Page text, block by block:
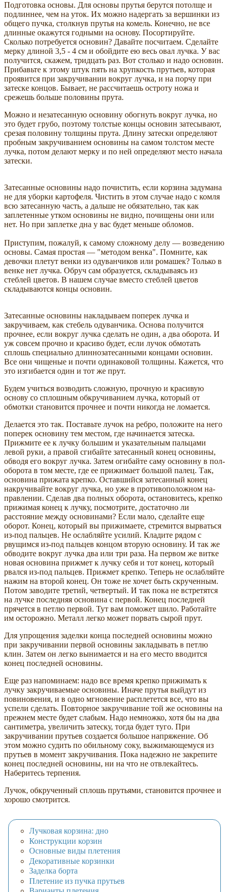
Подготовка основы. Для основы прутья берутся потолще и
подлиннее, чем на уток. Их можно надергать за вершинки из
общего пучка, столкнув прутья на комель. Конечно, не все
длинные окажутся годными на основу. Посортируйте.
Сколько потребуется основин? Давайте посчитаем. Сделайте
мерку длиной 3,5 - 4 см и обойдите ею весь овал лучка. У вас
получится, скажем, тридцать раз. Вот столько и надо основин.
Прибавьте к этому штук пять на хрупкость прутьев, которая
проявится при закручивании вокруг лучка, и на порчу при
затеске концов. Бывает, не рассчитаешь остроту ножа и
срежешь больше половины прута.
Можно и незатесанную основину обогнуть вокруг лучка, но
это будет грубо, поэтому толстые концы основин затесывают,
срезая половину толщины прута. Длину затески определяют
пробным закручиванием основины на самом толстом месте
лучка, потом делают мерку и по ней определяют место начала
затески.
Затесанные основины надо почистить, если корзина задумана
не для уборки картофеля. Чистить в этом случае надо с комля
всю затесанную часть, а дальше не обязательно, так как
заплетенные утком основины не видно, почищены они или
нет. Но при заплетке дна у вас будет меньше обломов.
Приступим, пожалуй, к самому сложному делу — возведению
основы. Самая простая — "методом венка". Помните, как
девочки плетут венки из одуванчиков или ромашек? Только в
венке нет лучка. Обруч сам образуется, складываясь из
стеблей цветов. В нашем случае вместо стеблей цветов
складываются концы основин.
Затесанные основины накладываем поперек лучка и
закручиваем, как стебель одуванчика. Основа получится
прочнее, если вокруг лучка сделать не один, а два оборота. И
уж совсем прочно и красиво будет, если лучок обмотать
сплошь специально длиннозатесанными концами основин.
Все они чищеные и почти одинаковой толщины. Кажется, что
это изгибается один и тот же прут.
Будем учиться возводить сложную, прочную и красивую
основу со сплошным обкручиванием лучка, который от
обмотки становится прочнее и почти никогда не ломается.
Делается это так. Поставьте лучок на ребро, положите на него
поперек основину тем местом, где начинается затеска.
Прижмите ее к лучку большим и указательным пальцами
левой руки, а правой сгибайте затесанный конец основины,
обводя его вокруг лучка. Затем огибайте саму основину в пол-
оборота в том месте, где ее прижимает большой палец. Так,
основина прижата крепко. Оставшийся затесанный конец
накручивайте вокруг лучка, но уже в противоположном на­
правлении. Сделав два полных оборота, остановитесь, крепко
прижимая конец к лучку, посмотрите, достаточно ли
расстояние между основинами? Если мало, сделайте еще
оборот. Конец, который вы прижимаете, стремится вырваться
из-под пальцев. Не ослабляйте усилий. Кладите рядом с
рвущимся из-под пальцев концом вторую основину. И так же
обводите вокруг лучка два или три раза. На первом же витке
новая основина прижмет к лучку себя и тот конец, который
рвался из-под пальцев. Прижмет крепко. Теперь не ослабляйте
нажим на второй конец. Он тоже не хочет быть скрученным.
Потом заводите третий, четвертый. И так пока не встретятся
на лучке последняя основина с первой. Конец последней
прячется в петлю первой. Тут вам поможет шило. Работайте
им осторожно. Металл легко может порвать сырой прут.
Для упрощения заделки конца последней основины можно
при закручивании первой основины закладывать в петлю
клин. Затем он легко вынимается и на его место вводится
конец последней основины.
Еще раз напоминаем: надо все время крепко прижимать к
лучку закручиваемые основины. Иначе прутья выйдут из
повиновения, и в одно мгновение расплетется все, что вы
успели сделать. Повторное закручивание той же основины на
прежнем месте будет слабым. Надо немножко, хотя бы на два
сантиметра, увеличить затеску, тогда будет туго. При
закручивании прутьев создается большое напряжение. Об
этом можно судить по обильному соку, выжимающемуся из
прутьев в момент закручивания. Пока надежно не закрепите
конец последней основины, ни на что не отвлекайтесь.
Наберитесь терпения.
Лучок, обкрученный сплошь прутьями, становится прочнее и
хорошо смотрится.
Лучковая корзина: дно
Конструкции корзин
Основные виды плетения
Декоративные корзинки
Заделка борта
Плетение из пучка прутьев